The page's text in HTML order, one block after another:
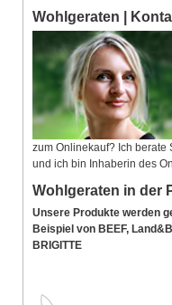
Wohlgeraten |
zum Onlinekauf? Ich berate
und ich bin Inhaberin des
Wohlgeraten in der
Unsere Produkte werden
Beispiel von BEEF,
BRIGITTE